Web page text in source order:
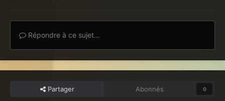
Répondre à ce sujet…
Partager Abonnés 0